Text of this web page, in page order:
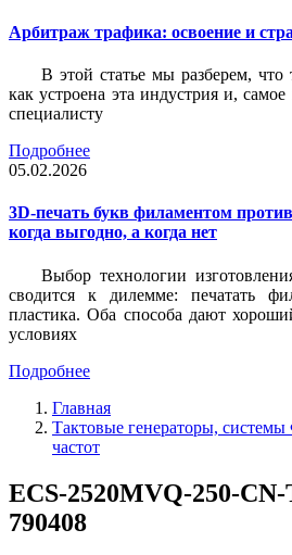
Арбитраж трафика: освоение и
В этой статье мы разберем, что
как устроена эта индустрия и, самое
специалисту
Подробнее
05.02.2026
3D-печать букв филаментом
когда выгодно, а когда нет
Выбор технологии
сводится к дилемме: печатать
пластика. Оба способа дают
условиях
Подробнее
Главная
Тактовые генераторы,
частот
ECS-2520MVQ-250-
790408